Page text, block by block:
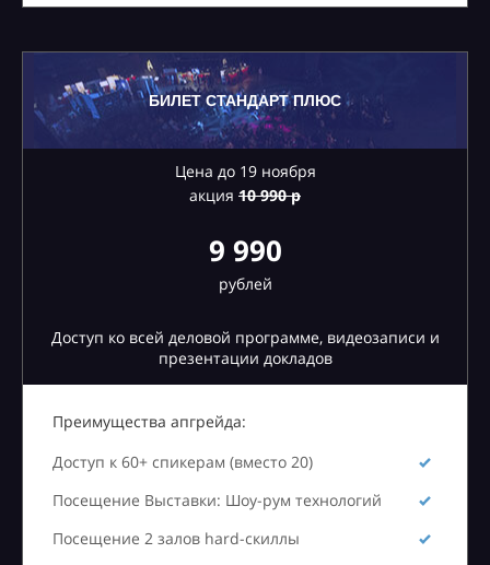
БИЛЕТ СТАНДАРТ ПЛЮС
Цена до 19 ноября
акция 10990 р
9 990
рублей
Доступ ко всей деловой программе, видеозаписи и
презентации докладов
Преимущества апгрейда:
Доступ к 60+ спикерам (вместо 20)
Посещение Выставки: Шоу-рум технологий
Посещение 2 залов hard-скиллы